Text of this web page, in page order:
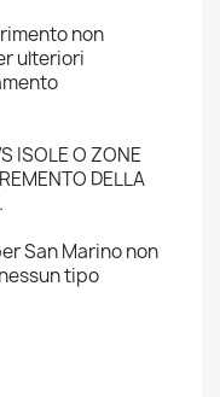
non
ulteriori
ISOLE O ZONE
DELLA
San Marino non
tipo